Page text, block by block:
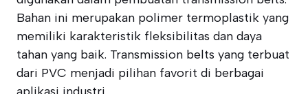
Bahan ini merupakan polimer termoplastik yang
memiliki karakteristik fleksibilitas dan daya
tahan yang baik. Transmission belts yang terbuat
dari PVC menjadi pilihan favorit di berbagai